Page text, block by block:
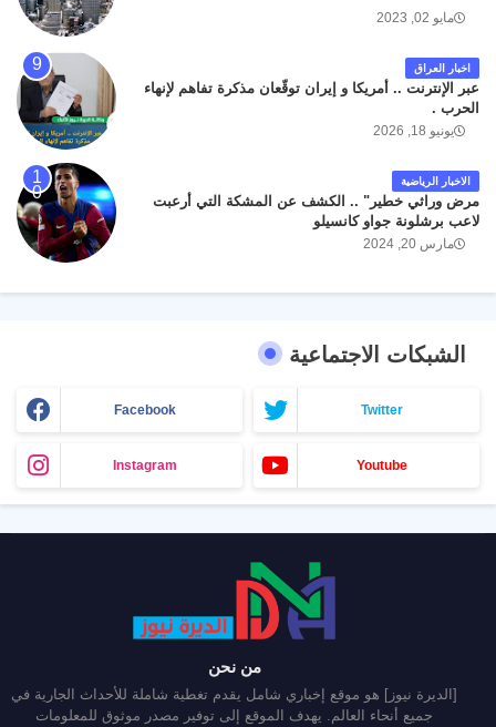
مايو 02, 2023
اخبار العراق
عبر الإنترنت .. أمريكا و إيران توقّعان مذكرة تفاهم لإنهاء
الحرب .
يونيو 18, 2026
الاخبار الرياضية
مرض وراثي خطير" .. الكشف عن المشكة التي أرعبت
لاعب برشلونة جواو كانسيلو
مارس 20, 2024
الشبكات الاجتماعية
Facebook Twitter
Instagram Youtube
من نحن
[الديرة نيوز] هو موقع إخباري شامل يقدم تغطية شاملة للأحداث الجارية في
جميع أنحاء العالم. يهدف الموقع إلى توفير مصدر موثوق للمعلومات